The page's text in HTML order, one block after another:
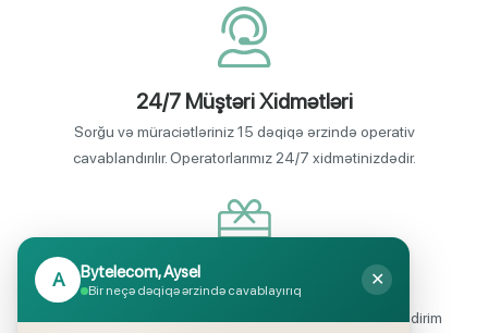
24/7 Müştəri Xidmətləri
Sorğu və müraciətləriniz 15 dəqiqə ərzində operativ
cavablandırılır. Operatorlarımız 24/7 xidmətinizdədir.
Endirimli məhsul seçimi
Mağazalarımızda mütəmadi olaraq, yüksək məbləğli endirim
A Bytelecom, Aysel
Bir neçə dəqiqə ərzində cavablayırıq
✕